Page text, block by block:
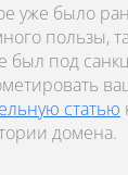
уже было
пользы,
был под
статью
домена.